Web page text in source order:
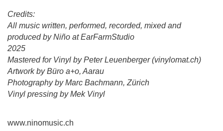
Credits:
All music written, performed, recorded, mixed and
produced by Niño at EarFarmStudio
2025
Mastered for Vinyl by Peter Leuenberger (vinylomat.ch)
Artwork by Büro a+o, Aarau
Photography by Marc Bachmann, Zürich
Vinyl pressing by Mek Vinyl
www.ninomusic.ch